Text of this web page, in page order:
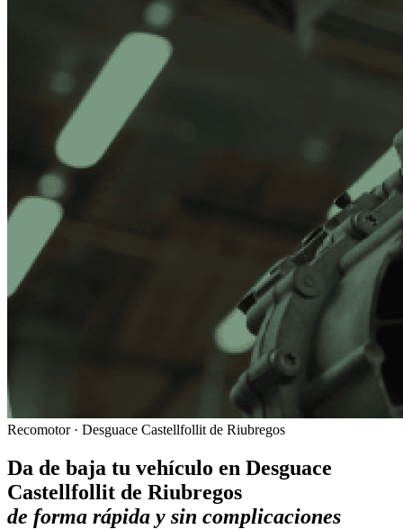
Recomotor · Desguace Castellfollit de Riubregos
Da de baja tu vehículo en Desguace
Castellfollit de Riubregos
de forma rápida y sin complicaciones